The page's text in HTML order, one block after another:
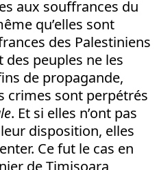
aux souffrances du
qu’elles sont
des Palestiniens
des peuples ne les
de propagande,
crimes sont perpétrés
. Et si elles n’ont pas
disposition, elles
Ce fut le cas en
de Timisoara